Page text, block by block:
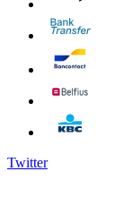
Twitter